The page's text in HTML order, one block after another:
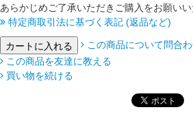
あらかじめご了承いただきご購入をお願いい
特定商取引法に基づく表記 (返品など)
この商品について問合
この商品を友達に教える
買い物を続ける